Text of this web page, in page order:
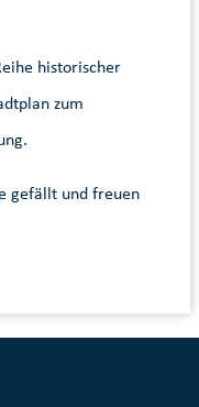
historischer
zum
gefällt und freuen